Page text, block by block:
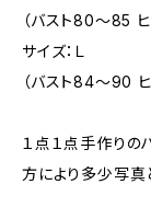
（バスト80〜85
サイズ：Ｌ
（バスト84〜90
１点１点手作りの
方により多少写真